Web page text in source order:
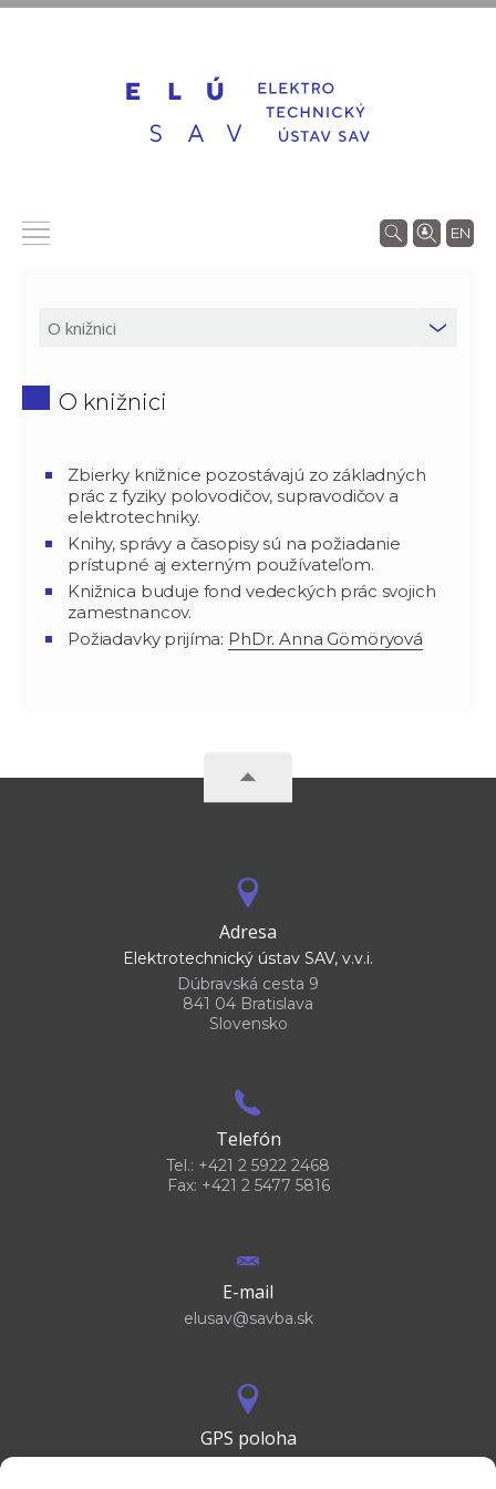
EN
O knižnici
Zbierky knižnice pozostávajú zo základných
prác z fyziky polovodičov, supravodičov a
elektrotechniky.
Knihy, správy a časopisy sú na požiadanie
prístupné aj externým používateľom.
Knižnica buduje fond vedeckých prác svojich
zamestnancov.
Požiadavky prijíma: PhDr. Anna Gömöryová
Adresa
Elektrotechnický ústav SAV, v.v.i.
Dúbravská cesta 9
841 04 Bratislava
Slovensko
Telefón
Tel.: +421 2 5922 2468
Fax: +421 2 5477 5816
E-mail
elusav@savba.sk
GPS poloha